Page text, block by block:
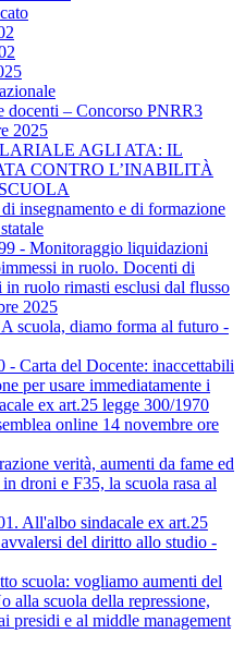
docenti – Concorso PNRR3
2025
AGLI ATA: IL
CONTRO L’INABILITÀ
insegnamento e di formazione
- Monitoraggio liquidazioni
in ruolo. Docenti di
in ruolo rimasti esclusi dal flusso
2025
scuola, diamo forma al futuro -
- Carta del Docente: inaccettabili
per usare immediatamente i
ex art.25 legge 300/1970
online 14 novembre ore
verità, aumenti da fame ed
droni e F35, la scuola rasa al
All'albo sindacale ex art.25
del diritto allo studio -
scuola: vogliamo aumenti del
alla scuola della repressione,
presidi e al middle management